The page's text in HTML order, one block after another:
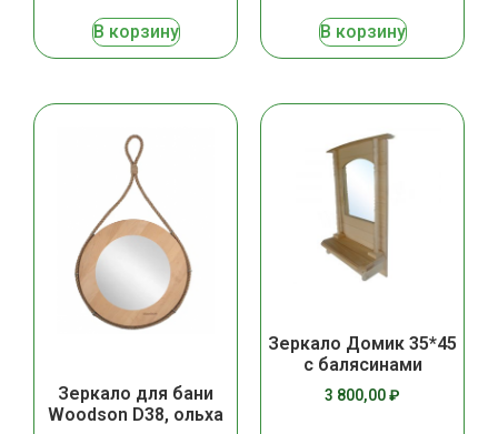
В корзину В корзину
Зеркало для бани
Woodson D38, ольха
Зеркало Домик 35*45
с балясинами
3 800,00₽